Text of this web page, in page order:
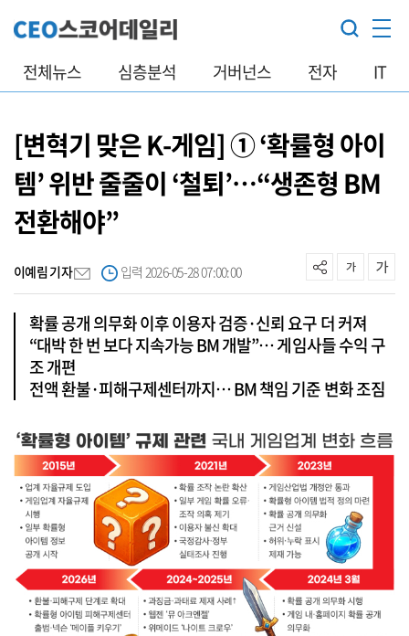
전체뉴스 심층분석 거버넌스 전자 IT
[변혁기 맞은 K-게임] ① ‘확률형 아이
템’ 위반 줄줄이 ‘철퇴’…“생존형 BM
전환해야”
이예림 기자 입력 2026-05-28 07:00:00
확률 공개 의무화 이후 이용자 검증·신뢰 요구 더 커져
“대박 한 번 보다 지속가능 BM 개발”… 게임사들 수익 구
조 개편
전액 환불·피해구제센터까지… BM 책임 기준 변화 조짐